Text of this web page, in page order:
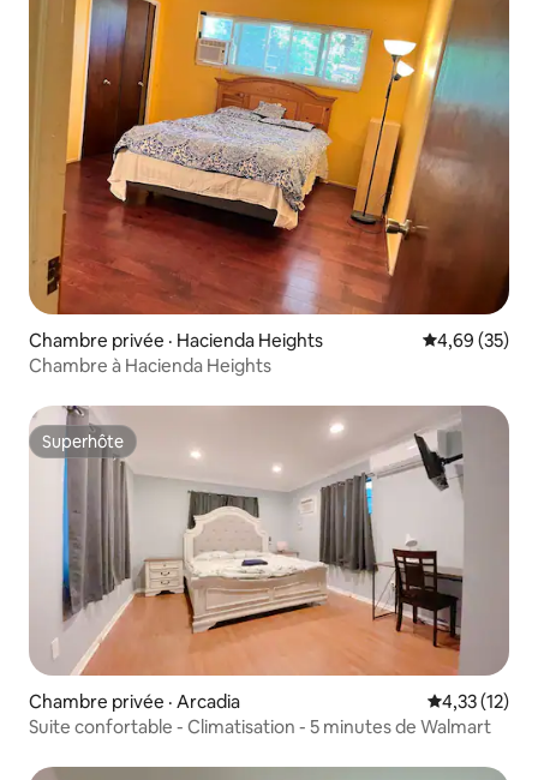
Chambre privée · Hacienda Heights Note
4,69 (35)
Chambre à Hacienda Heights
Superhôte
Superhôte
Chambre privée · Arcadia Note
4,33 (12)
Suite confortable - Climatisation - 5 minutes de Walmart